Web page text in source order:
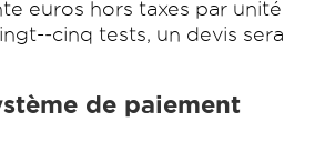
euros hors taxes par unité
­‐cinq tests, un devis sera
de paiement